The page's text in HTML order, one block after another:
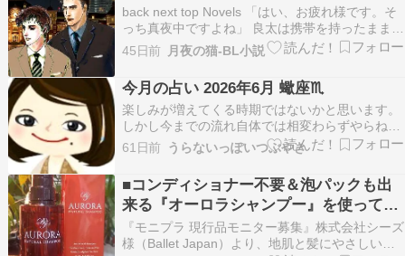
あなたの…
back next top Novels 「はい、お疲れ様です。そ
っち真夜中ですよね」 良太は携帯を持ったままテ
ーブルから離れて窓際に立った。 「今さっきま
で、斎藤と飲んでたんだ。宮下は何か言ってきた
か」 工藤も一応気にしてるんだ、と良太は思う。
「宮下さんは今回何も言ってこなか…
45日前 月夜の猫-BL小説
今月の占い 2026年6月 蠍座♏️
楽しみが増えてくる時期ではないかと思います。
しかし今までの流れ自体では相変わらずやらねば
ならないことや奮闘を重ねているので、この楽し
みに勇気付けられるのかもしれない。例えば、い
よいよワールドカップが始まります。それを楽し
みにしているサソリ座がいたとして、ワールドカ
ップだけを追っ…
61日前 うらないっぽいつぶやき
■コンディショナー不要＆泡パックも出
来る『オーロラシャンプー』を使ってみ
ました❣️
『モニプラ 現行品モニター募集』株式会社シーズ
様（Ballet Japan）より、地肌と髪にやさしい厳